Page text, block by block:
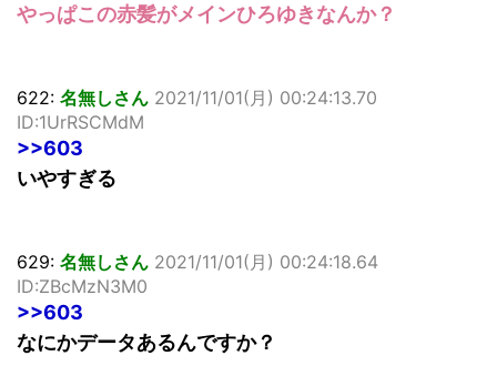
やっぱこの赤髪がメインひろゆきなんか？
622: 名無しさん 2021/11/01(月) 00:24:13.70
ID:1UrRSCMdM
>>603
いやすぎる
629: 名無しさん 2021/11/01(月) 00:24:18.64
ID:ZBcMzN3M0
>>603
なにかデータあるんですか？